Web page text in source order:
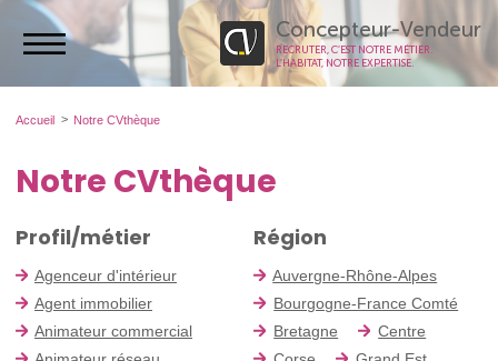
Concepteur-Vendeur
RECRUTER, C’EST NOTRE MÉTIER.
L’HABITAT, NOTRE EXPERTISE.
Accueil Notre CVthèque
Notre CVthèque
Profil/métier
Agenceur d'intérieur
Agent immobilier
Animateur commercial
Région
Auvergne-Rhône-Alpes
Bourgogne-France Comté
Bretagne
Centre